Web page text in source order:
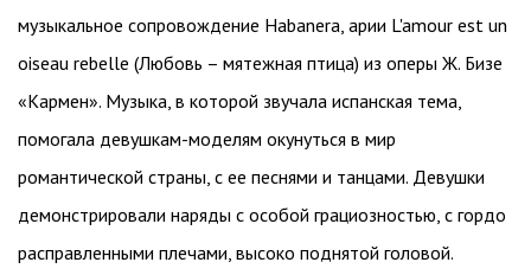
музыкальное сопровождение Habanera, арии L'amour est un
oiseau rebelle (Любовь – мятежная птица) из оперы Ж. Бизе
«Кармен». Музыка, в которой звучала испанская тема,
помогала девушкам-моделям окунуться в мир
романтической страны, с ее песнями и танцами. Девушки
демонстрировали наряды с особой грациозностью, с гордо
расправленными плечами, высоко поднятой головой.